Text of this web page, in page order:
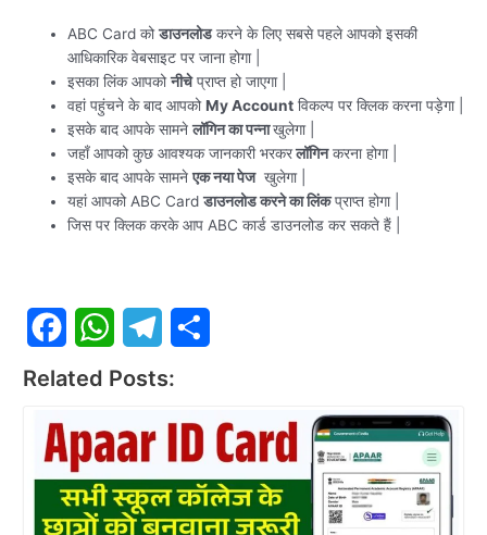
ABC Card कोडाउनलोडकरने के लिए सबसे पहले आपको इसकी
आधिकारिक वेबसाइट पर जाना होगा |
इसका लिंक आपकोनीचेप्राप्त हो जाएगा |
वहां पहुंचने के बाद आपकोMy Account विकल्प पर क्लिक करना पड़ेगा |
इसके बाद आपके सामनेलॉगिन का पन्नाखुलेगा |
जहाँ आपको कुछ आवश्यक जानकारी भरकरलॉगिनकरना होगा |
इसके बाद आपके सामनेएक नया पेजखुलेगा |
यहां आपको ABC Cardडाउनलोड करने का लिंकप्राप्त होगा |
जिस पर क्लिक करके आप ABC कार्ड डाउनलोड कर सकते हैं |
F
e
a
t
s
l
e
g
r
e
Related Posts: